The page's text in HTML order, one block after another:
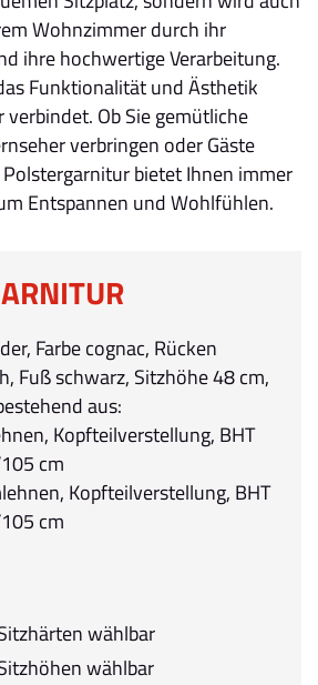
Wohnzimmer durch ihr
ihre hochwertige Verarbeitung.
Funktionalität und Ästhetik
Ob Sie gemütliche
verbringen oder Gäste
bietet Ihnen immer
Entspannen und Wohlfühlen.
Farbe cognac, Rücken
Fuß schwarz, Sitzhöhe 48 cm,
aus:
Kopfteilverstellung, BHT
cm
Kopfteilverstellung, BHT
cm
wählbar
wählbar